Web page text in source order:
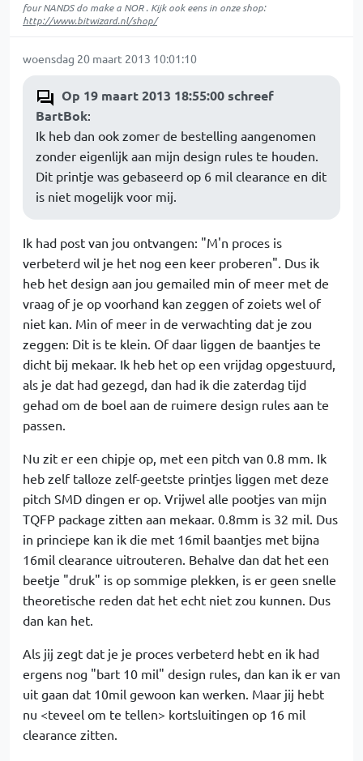
four NANDS do make a NOR . Kijk ook eens in onze shop:
http://www.bitwizard.nl/shop/
woensdag 20 maart 2013 10:01:10
Op 19 maart 2013 18:55:00 schreef
BartBok:
Ik heb dan ook zomer de bestelling aangenomen
zonder eigenlijk aan mijn design rules te houden.
Dit printje was gebaseerd op 6 mil clearance en dit
is niet mogelijk voor mij.
Ik had post van jou ontvangen: "M'n proces is
verbeterd wil je het nog een keer proberen". Dus ik
heb het design aan jou gemailed min of meer met de
vraag of je op voorhand kan zeggen of zoiets wel of
niet kan. Min of meer in de verwachting dat je zou
zeggen: Dit is te klein. Of daar liggen de baantjes te
dicht bij mekaar. Ik heb het op een vrijdag opgestuurd,
als je dat had gezegd, dan had ik die zaterdag tijd
gehad om de boel aan de ruimere design rules aan te
passen.
Nu zit er een chipje op, met een pitch van 0.8 mm. Ik
heb zelf talloze zelf-geetste printjes liggen met deze
pitch SMD dingen er op. Vrijwel alle pootjes van mijn
TQFP package zitten aan mekaar. 0.8mm is 32 mil. Dus
in princiepe kan ik die met 16mil baantjes met bijna
16mil clearance uitrouteren. Behalve dan dat het een
beetje "druk" is op sommige plekken, is er geen snelle
theoretische reden dat het echt niet zou kunnen. Dus
dan kan het.
Als jij zegt dat je je proces verbeterd hebt en ik had
ergens nog "bart 10 mil" design rules, dan kan ik er van
uit gaan dat 10mil gewoon kan werken. Maar jij hebt
nu <teveel om te tellen> kortsluitingen op 16 mil
clearance zitten.